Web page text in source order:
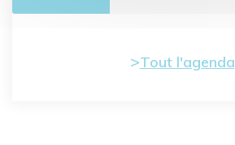
Tout l'agenda